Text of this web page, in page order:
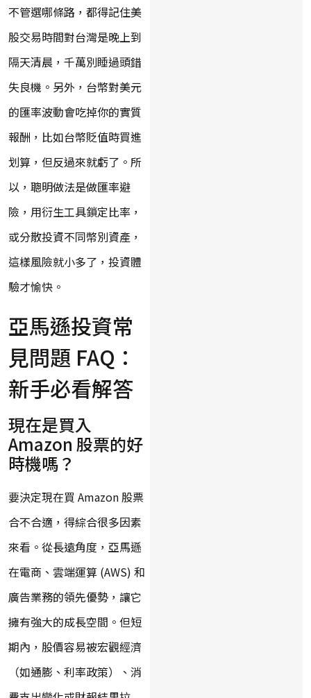
不管選哪條路，都得記住美
股交易時間對台灣是晚上到
隔天清晨，千萬別睡過頭錯
失良機。另外，台幣對美元
的匯率波動會吃掉你的實質
報酬，比如台幣貶值時買進
划算，但反過來就虧了。所
以，聰明做法是做匯率避
險，用衍生工具鎖定比率，
或分散投資不同幣別資產，
這樣風險就小多了，投資體
驗才愉快。
亞馬遜投資常
見問題 FAQ：
新手必看解答
現在是買入
Amazon 股票的好
時機嗎？
要決定現在買 Amazon 股票
合不合適，得綜合很多因素
來看。從長遠角度，亞馬遜
在電商、雲端運算 (AWS) 和
廣告業務的領先優勢，讓它
擁有強大的成長空間。但短
期內，股價容易被宏觀經濟
（如通膨、利率政策）、消